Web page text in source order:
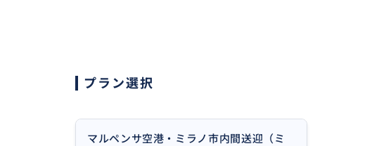
プラン選択
マルペンサ空港・ミラノ市内間送迎（ミ